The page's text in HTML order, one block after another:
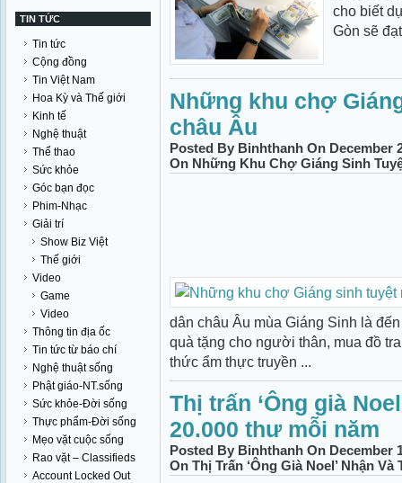
TIN TỨC
Tin tức
Cộng đồng
Tin Việt Nam
Hoa Kỳ và Thế giới
Kinh tế
Nghệ thuật
Thể thao
Sức khỏe
Góc bạn đọc
Phim-Nhạc
Giải trí
Show Biz Việt
Thế giới
Video
Game
Video
Thông tin địa ốc
Tin tức từ báo chí
Nghệ thuật sống
Phật giáo-NT.sống
Sức khỏe-Đời sống
Thực phẩm-Đời sống
Mẹo vặt cuộc sống
Rao vặt – Classifieds
Account Locked Out
cho biết
Gòn sẽ
Những khu chợ
châu Âu
Posted By Binhthanh On December
On Những Khu Chợ Giáng Sinh
dân châu Âu mùa Giáng Sinh là
quà tặng cho người thân, mua đồ
thức ẩm thực truyền ...
Thị trấn ‘Ông già
20.000 thư mỗi năm
Posted By Binhthanh On December
On Thị Trấn ‘Ông Già Noel’ Nhận